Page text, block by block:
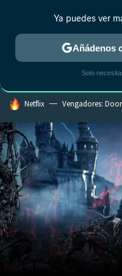
MENÚ
ESTRENOS
HOY SE HABLA DE
Netflix Vengadores:
Ya puedes ver
Añádenos
Solo